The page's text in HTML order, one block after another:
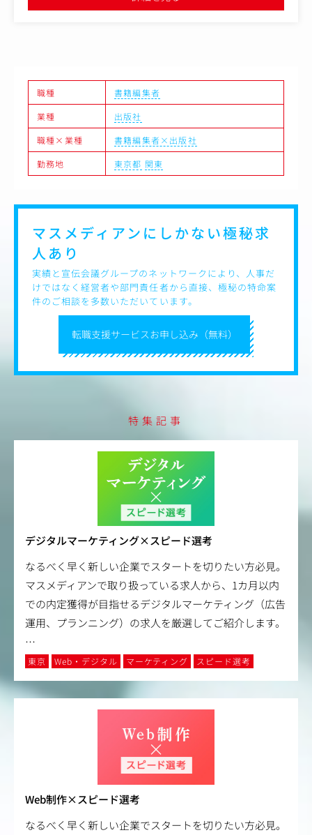
・営業・販売データ分析と次施策へのフィードバック
職種
書籍編集者
業種
出版社
職種×業種
書籍編集者×出版社
勤務地
東京都 関東
転職支援サービスお申し込み（無料）
マスメディアンにしかない極秘求
人あり
実績と宣伝会議グループのネットワークにより、人事だ
けではなく経営者や部門責任者から直接、極秘の特命案
件のご相談を多数いただいています。
特集記事
デジタルマーケティング×スピード選考
なるべく早く新しい企業でスタートを切りたい方必見。
マスメディアンで取り扱っている求人から、1カ月以内
での内定獲得が目指せるデジタルマーケティング（広告
運用、プランニング）の求人を厳選してご紹介します。
…
東京 Web・デジタル マーケティング スピード選考
Web制作×スピード選考
なるべく早く新しい企業でスタートを切りたい方必見。